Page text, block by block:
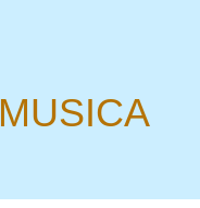
MUSICA